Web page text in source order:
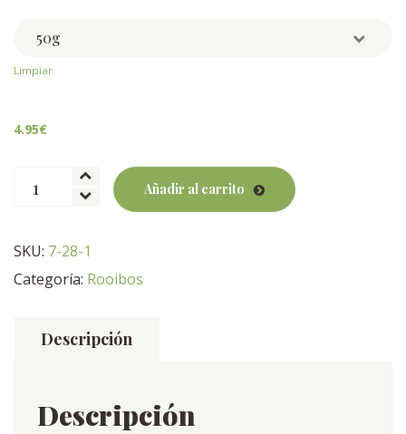
Limpiar
4.95€
Añadir al carrito
SKU: 7-28-1
Categoría: Rooibos
Descripción
Descripción